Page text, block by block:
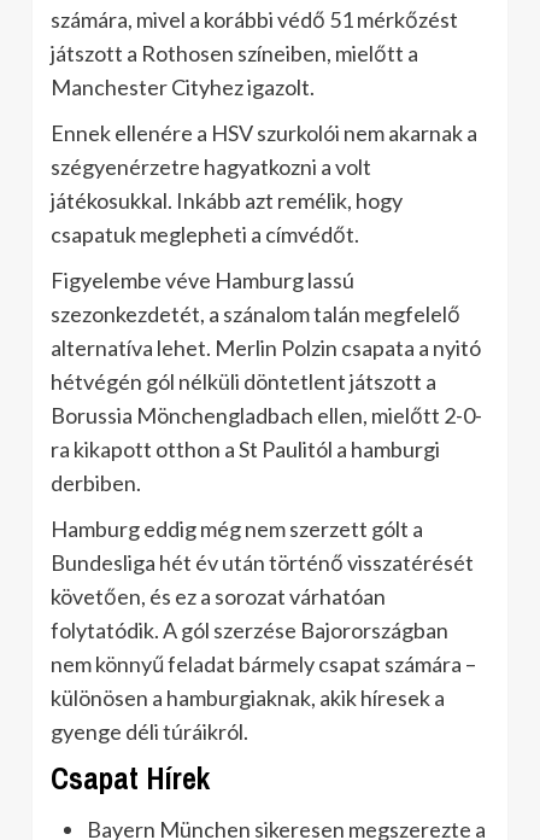
számára, mivel a korábbi védő 51 mérkőzést
játszott a Rothosen színeiben, mielőtt a
Manchester Cityhez igazolt.
Ennek ellenére a HSV szurkolói nem akarnak a
szégyenérzetre hagyatkozni a volt
játékosukkal. Inkább azt remélik, hogy
csapatuk meglepheti a címvédőt.
Figyelembe véve Hamburg lassú
szezonkezdetét, a szánalom talán megfelelő
alternatíva lehet. Merlin Polzin csapata a nyitó
hétvégén gól nélküli döntetlent játszott a
Borussia Mönchengladbach ellen, mielőtt 2-0-
ra kikapott otthon a St Paulitól a hamburgi
derbiben.
Hamburg eddig még nem szerzett gólt a
Bundesliga hét év után történő visszatérését
követően, és ez a sorozat várhatóan
folytatódik. A gól szerzése Bajorországban
nem könnyű feladat bármely csapat számára –
különösen a hamburgiaknak, akik híresek a
gyenge déli túráikról.
Csapat Hírek
Bayern München sikeresen megszerezte a